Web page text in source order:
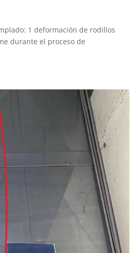
1 deformación de rodillos
durante el proceso de